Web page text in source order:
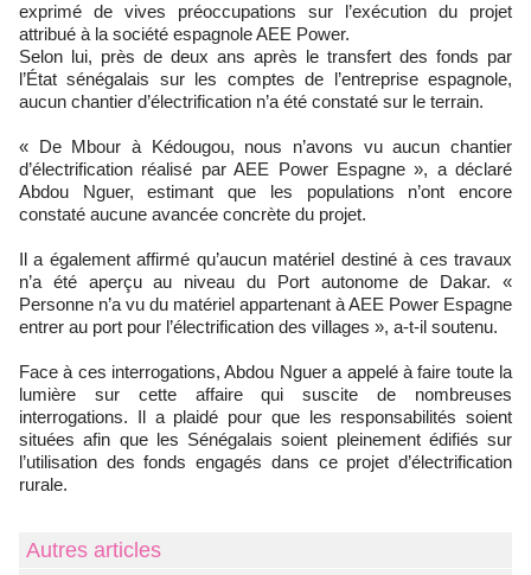
exprimé de vives préoccupations sur l’exécution du projet
attribué à la société espagnole AEE Power.
Selon lui, près de deux ans après le transfert des fonds par
l’État sénégalais sur les comptes de l’entreprise espagnole,
aucun chantier d’électrification n’a été constaté sur le terrain.
« De Mbour à Kédougou, nous n’avons vu aucun chantier
d’électrification réalisé par AEE Power Espagne », a déclaré
Abdou Nguer, estimant que les populations n’ont encore
constaté aucune avancée concrète du projet.
Il a également affirmé qu’aucun matériel destiné à ces travaux
n’a été aperçu au niveau du Port autonome de Dakar. «
Personne n’a vu du matériel appartenant à AEE Power Espagne
entrer au port pour l’électrification des villages », a-t-il soutenu.
Face à ces interrogations, Abdou Nguer a appelé à faire toute la
lumière sur cette affaire qui suscite de nombreuses
interrogations. Il a plaidé pour que les responsabilités soient
situées afin que les Sénégalais soient pleinement édifiés sur
l’utilisation des fonds engagés dans ce projet d’électrification
rurale.
Autres articles